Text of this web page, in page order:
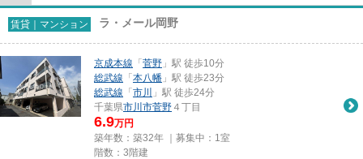
賃貸｜マンション ラ・メール岡野
京成本線 「 菅野 」駅 徒歩10分
総武線 「 本八幡 」駅 徒歩23分
総武線 「 市川
」駅 徒歩24分
千葉県市川市菅野 ４丁目
6.9万円
築年数：築32年 ｜募集中： 1室
階数：3階建